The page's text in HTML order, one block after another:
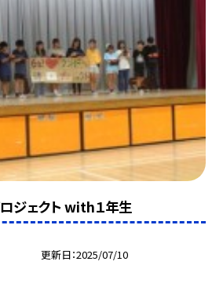
ジェクト with１年生
更新日 2025/07/10